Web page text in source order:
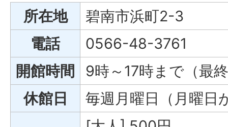
所在地
碧南市浜町2-3
電話
0566-48-3761
開館時間
9時～17時まで（最
休館日
毎週月曜日（月曜日